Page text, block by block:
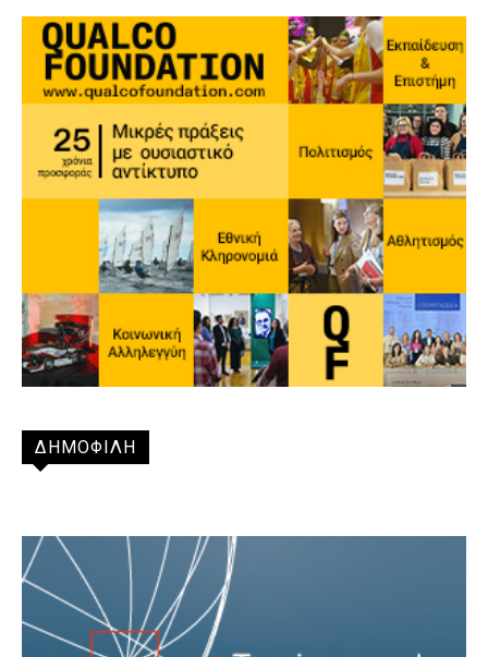
ΔΗΜΟΦΙΛΗ